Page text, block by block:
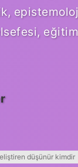
düşünür kimdir